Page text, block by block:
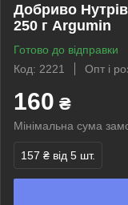
Добриво
250 г Argumin
Готово до відправки
Код: 2221
Опт і
160 ₴
Мінімальна сума
157 ₴ від 5 шт.